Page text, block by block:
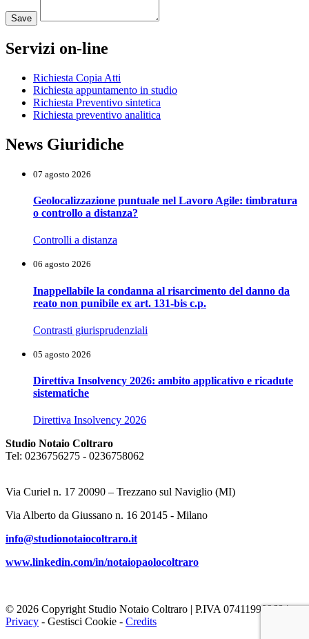
Save
Servizi on-line
Richiesta Copia Atti
Richiesta appuntamento in studio
Richiesta Preventivo sintetica
Richiesta preventivo analitica
News Giuridiche
07 agosto 2026
Geolocalizzazione puntuale nel Lavoro Agile: timbratura
o controllo a distanza?
Controlli a distanza
06 agosto 2026
Inappellabile la condanna al risarcimento del danno da
reato non punibile ex art. 131-bis c.p.
Contrasti giurisprudenziali
05 agosto 2026
Direttiva Insolvency 2026: ambito applicativo e ricadute
sistematiche
Direttiva Insolvency 2026
Studio Notaio Coltraro
Tel: 0236756275 - 0236758062
Via Curiel n. 17 20090 – Trezzano sul Naviglio (MI)
Via Alberto da Giussano n. 16 20145 - Milano
info@studionotaiocoltraro.it
www.linkedin.com/in/notaiopaolocoltraro
© 2026 Copyright Studio Notaio Coltraro | P.IVA 07411990968 |
Privacy - Gestisci Cookie - Credits